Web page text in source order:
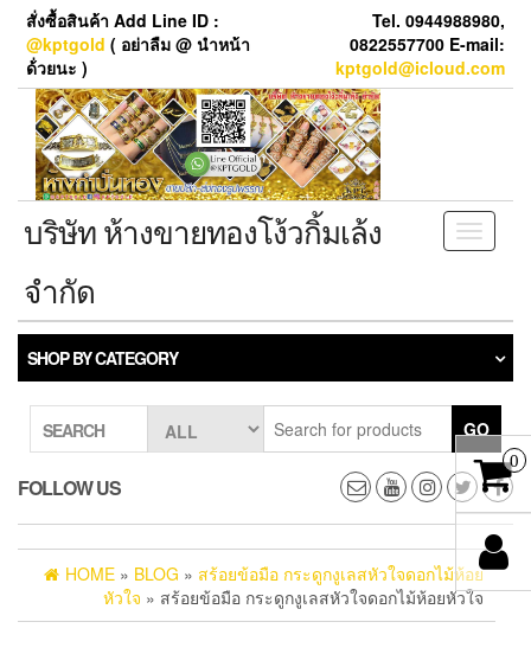
Skip
content
สั่งซื้อสินค้า Add Line ID :
@kptgold ( อย่าลืม @ นำหน้า
ด้่วยนะ )
Tel. 0944988980,
0822557700 E-mail:
kptgold@icloud.com
Toggle
บริษัท ห้างขายทองโง้วกิ้มเล้ง
จำกัด
SHOP BY CATEGORY
SEARCH GO
FOLLOW US
HOME » BLOG » สร้อยข้อมือ กระดูกงูเลสหัวใจดอกไม้ห้อย
หัวใจ » สร้อยข้อมือ กระดูกงูเลสหัวใจดอกไม้ห้อยหัวใจ
0